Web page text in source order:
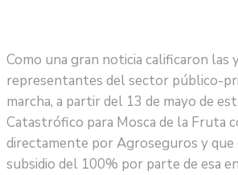
Como una gran noticia calificaron las
representantes del sector público-
marcha, a partir del 13 de mayo de
Catastrófico para Mosca de la Fruta
directamente por Agroseguros y que
subsidio del 100% por parte de esa